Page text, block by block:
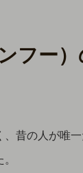
フー
昔の人が唯